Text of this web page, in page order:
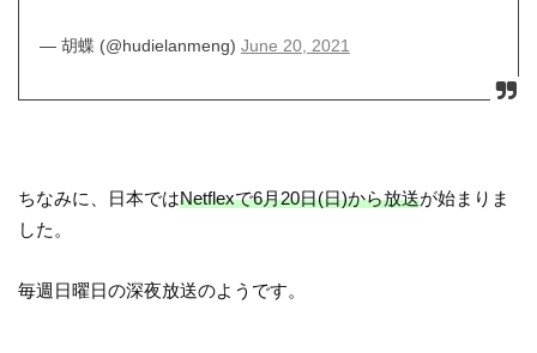
— 胡蝶 (@hudielanmeng) June 20, 2021
ちなみに、日本ではNetflexで6月20日(日)から放送が始まりま
した。
毎週日曜日の深夜放送のようです。